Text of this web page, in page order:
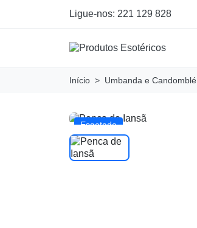
Ligue-nos: 221 129 828
Início Umbanda e Candomblé
Esgotado